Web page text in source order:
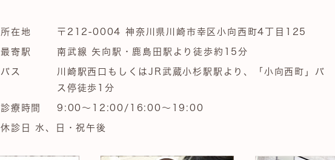
所在地 〒212-0004 神奈川県川崎市幸区小向西町4丁目125
最寄駅 南武線 矢向駅・鹿島田駅より徒歩約15分
バス
川崎駅西口もしくはJR武蔵小杉駅駅より、「小向西町」バ
ス停徒歩1分
診療時間 9:00～12:00/16:00～19:00
休診日 水、日・祝午後